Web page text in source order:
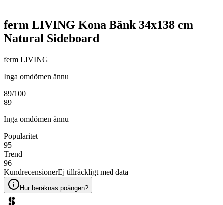
ferm LIVING Kona Bänk 34x138 cm
Natural Sideboard
ferm LIVING
Inga omdömen ännu
89/100
89
Inga omdömen ännu
Popularitet
95
Trend
96
KundrecensionerEj tillräckligt med data
Hur beräknas poängen?